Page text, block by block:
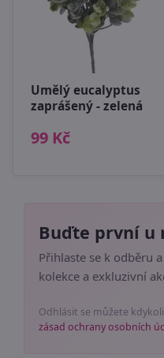
Umělý eucalyptus
zaprášený - zelená
99 Kč
Buďte první u
Přihlaste se k odběru
kolekce a exkluzivní
Odhlásit se můžete
zásad ochrany osobních